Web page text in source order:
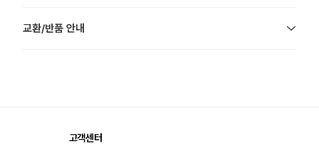
교환/반품 안내
고객센터